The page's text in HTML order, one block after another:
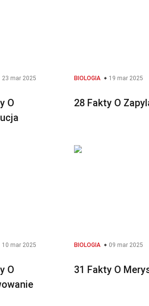
23 mar 2025
O
BIOLOGIA 19 mar 2025
28 Fakty O
10 mar 2025
O
BIOLOGIA 09 mar 2025
31 Fakty O